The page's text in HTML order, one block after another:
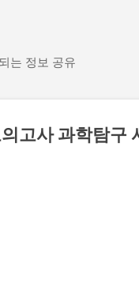
는 정보 공유
고사 과학탐구